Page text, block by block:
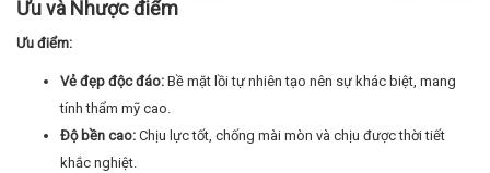
Ưu và Nhược điểm
Ưu điểm:
Vẻ đẹp độc đáo: Bề mặt lồi tự nhiên tạo nên sự khác biệt, mang
tính thẩm mỹ cao.
Độ bền cao: Chịu lực tốt, chống mài mòn và chịu được thời tiết
khắc nghiệt.